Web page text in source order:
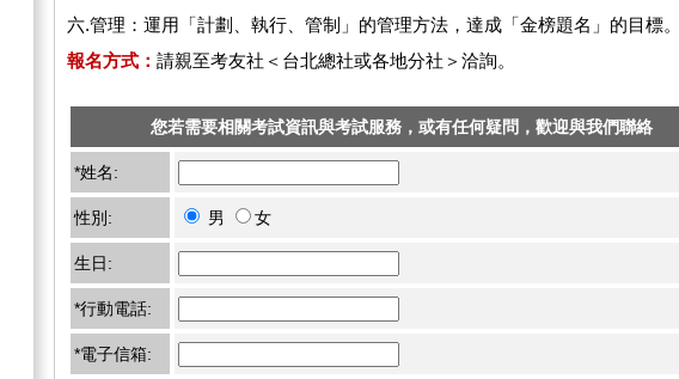
六.管理：運用「計劃、執行、管制」的管理方法，達成「金榜題名」的目標
報名方式： 請親至考友社＜台北總社或各地分社＞洽詢。
您若需要相關考試資訊與考試服務，或有任何疑問，歡迎與我們聯絡
*姓名:
性別: 男 女
生日:
*行動電話:
*電子信箱: